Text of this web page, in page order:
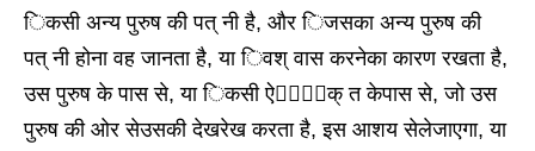
िकसी अन्य पुरुष की पत् नी है, और िजसका अन्य पुरुष की
पत् नी होना वह जानता है, या िवश् वास करनेका कारण रखता है,
उस पुरुष के पास से, या िकसी ऐसे᳞िक् त केपास से, जो उस
पुरुष की ओर सेउसकी देखरेख करता है, इस आशय सेलेजाएगा, या